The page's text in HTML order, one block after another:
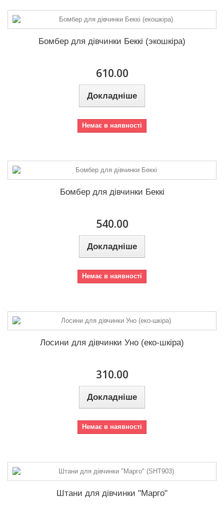
Бомбер для дівчинки Беккі (экошкіра)
610.00
Докладніше
Немає в наявності
Бомбер для дівчинки Беккі
540.00
Докладніше
Немає в наявності
Лосини для дівчинки Уно (еко-шкіра)
310.00
Докладніше
Немає в наявності
Штани для дівчинки "Марго"